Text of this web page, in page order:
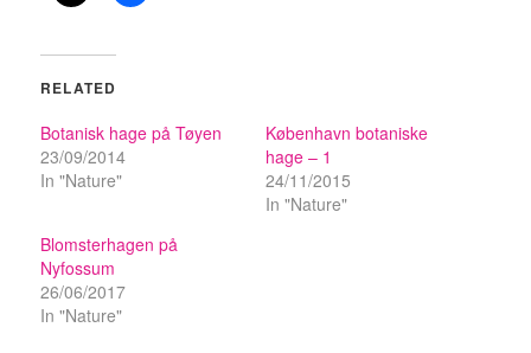
RELATED
Botanisk hage på Tøyen
23/09/2014
In "Nature"
København botaniske
hage – 1
24/11/2015
In "Nature"
Blomsterhagen på
Nyfossum
26/06/2017
In "Nature"